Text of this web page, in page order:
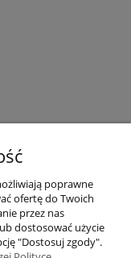
poprawne
ofertę do Twoich
przez nas
dostosować użycie
"Dostosuj zgody".